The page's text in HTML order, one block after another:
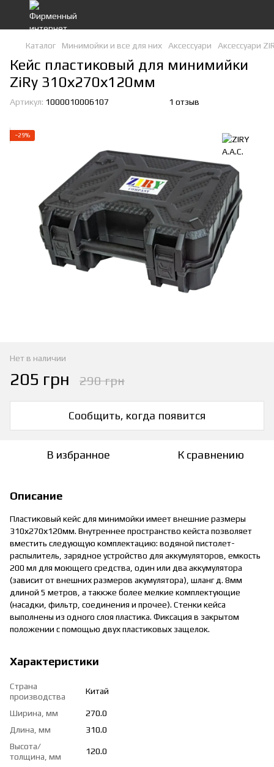
Каталог Минимойки и все для них Аксессуари Аксессуари
Кейс пластиковый для минимийки
ZiRy 310х270х120мм
Артикул: 1000010006107 1 отзыв
−29%
Нет в наличии
205 грн 290 грн
Сообщить, когда появится
В избранное К сравнению
Описание
Пластиковый кейс для минимойки имеет внешние размеры
310х270х120мм. Внутреннее пространство кейста позволяет
вместить следующую комплектацию: водяной пистолет-
распылитель, зарядное устройство для аккумуляторов, емкость
200 мл для моющего средства, один или два аккумулятора
(зависит от внешних размеров акумулятора), шланг д. 8мм
длиной 5 метров, а таккже более мелкие комплектующие
(насадки, фильтр, соединения и прочее). Стенки кейса
выполнены из одного слоя пластика. Фиксация в закрытом
положении с помощью двух пластиковых защелок.
Характеристики
Страна
производства
Китай
Ширина, мм
270.0
Длина, мм
310.0
Высота/
толщина, мм
120.0